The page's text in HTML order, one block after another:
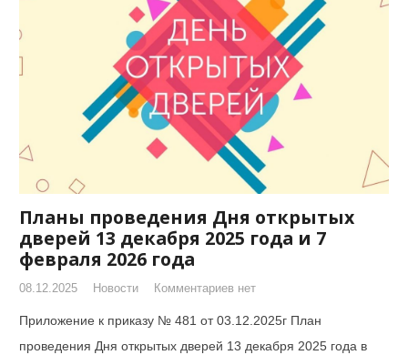
Планы проведения Дня открытых
дверей 13 декабря 2025 года и 7
февраля 2026 года
08.12.2025 Новости Комментариев нет
Приложение к приказу № 481 от 03.12.2025г План
проведения Дня открытых дверей 13 декабря 2025 года в